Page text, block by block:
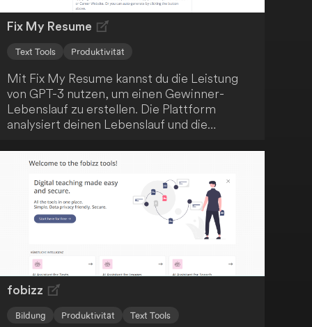
Fix My Resume
Text Tools Produktivität
Mit Fix My Resume kannst du die Leistung
von GPT-3 nutzen, um einen Gewinner-
Lebenslauf zu erstellen. Die Plattform
analysiert deinen Lebenslauf und die
personalisierte Tipps, um deine
Erfolgsaussichten zu verbessern. Verbessere
deine Job-Suche und erreiche heute deinen
Traumjob!
fobizz
Bildung Produktivität Text Tools